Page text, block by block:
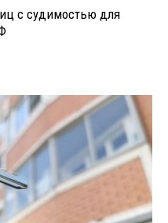
с судимостью для